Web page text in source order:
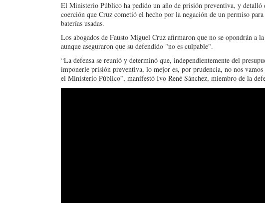
El Ministerio Público ha pedido un año de prisión preventiva, y detalló
coerción que Cruz cometió el hecho por la negación de un permiso
baterías usadas.
Los abogados de Fausto Miguel Cruz afirmaron que no se opondrán a
aunque aseguraron que su defendido "no es culpable".
“La defensa se reunió y determinó que, independientemente del
imponerle prisión preventiva, lo mejor es, por prudencia, no nos
el Ministerio Público”, manifestó Ivo René Sánchez, miembro de la